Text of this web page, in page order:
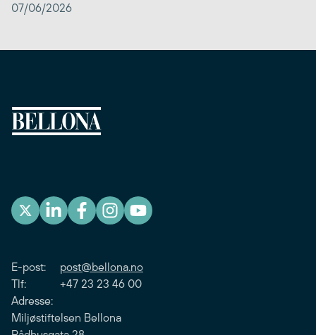
07/06/2026
E-post: post@bellona.no
Tlf: +47 23 23 46 00
Adresse:
Miljøstiftelsen Bellona